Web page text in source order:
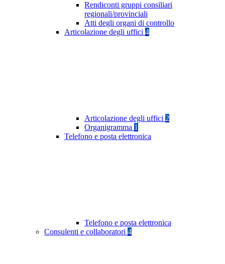
Rendiconti gruppi consiliari
regionali/provinciali
Atti degli organi di controllo
Articolazione degli uffici 4
Articolazione degli uffici 2
Organigramma 1
Telefono e posta elettronica
Telefono e posta elettronica
Consulenti e collaboratori 4